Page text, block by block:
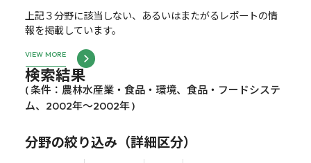
上記３分野に該当しない、あるいはまたがるレポートの情
報を掲載しています。
VIEW MORE
検索結果
( 条件：農林水産業・食品・環境、食品・フードシステ
ム、2002年～2002年 )
分野の絞り込み（詳細区分）